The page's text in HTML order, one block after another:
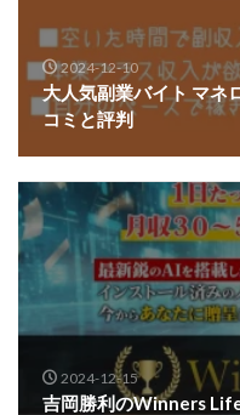
2024-12-10
大人気副業バイト マネ
コミと評判
2024-12-15
吉岡勝利のWinners